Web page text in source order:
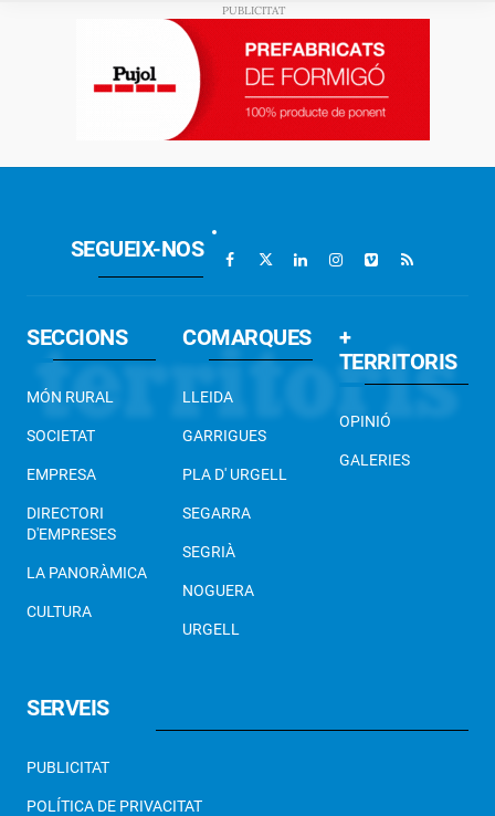
SEGUEIX-NOS
SECCIONS
MÓN RURAL
SOCIETAT
EMPRESA
DIRECTORI
D'EMPRESES
LA PANORÀMICA
CULTURA
COMARQUES
LLEIDA
GARRIGUES
PLA D' URGELL
SEGARRA
SEGRIÀ
NOGUERA
URGELL
+
TERRITORIS
OPINIÓ
GALERIES
SERVEIS
PUBLICITAT
POLÍTICA DE PRIVACITAT